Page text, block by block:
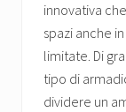
innovativa
spazi anche
limitate. Di
tipo di
dividere un